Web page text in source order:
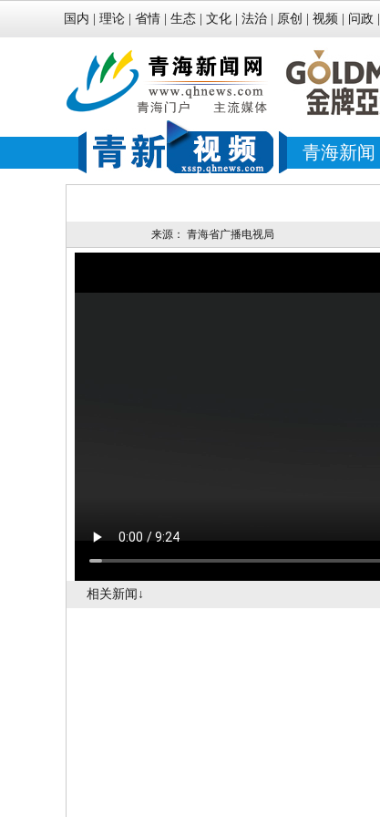
国内 理论 省情 生态 文化 法治 原创 视频 问政
青海新闻
来源： 青海省广播电视局
相关新闻↓